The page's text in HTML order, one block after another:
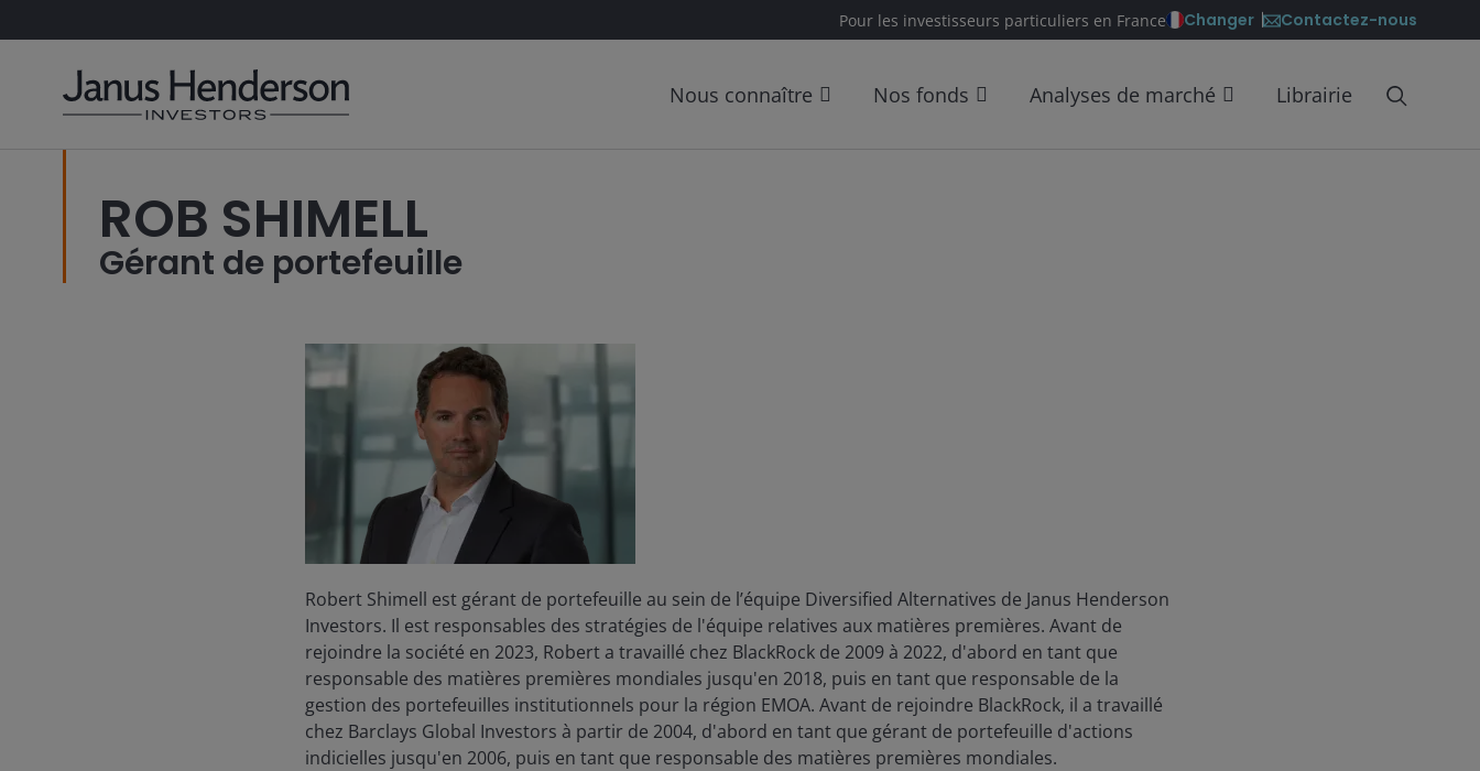
Pour les investisseurs particuliers en France Changer Contactez-nous
Nous connaître Nos fonds Analyses de marché Librairie
ROB SHIMELL
Gérant de portefeuille
Robert Shimell est gérant de portefeuille au sein de l’équipe Diversified Alternatives de Janus Henderson
Investors. Il est responsables des stratégies de l'équipe relatives aux matières premières. Avant de
rejoindre la société en 2023, Robert a travaillé chez BlackRock de 2009 à 2022, d'abord en tant que
responsable des matières premières mondiales jusqu'en 2018, puis en tant que responsable de la
gestion des portefeuilles institutionnels pour la région EMOA. Avant de rejoindre BlackRock, il a travaillé
chez Barclays Global Investors à partir de 2004, d'abord en tant que gérant de portefeuille d'actions
indicielles jusqu'en 2006, puis en tant que responsable des matières premières mondiales.